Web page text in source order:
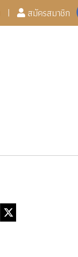
สมัครสมาชิก